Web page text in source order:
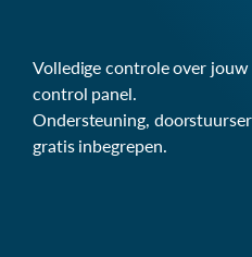
Volledige controle over jouw
control panel.
Ondersteuning,
gratis inbegrepen.